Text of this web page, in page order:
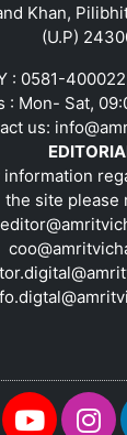
Khan,
(U.P)
: 0581-
: Mon- Sat,
us:
information
the site please